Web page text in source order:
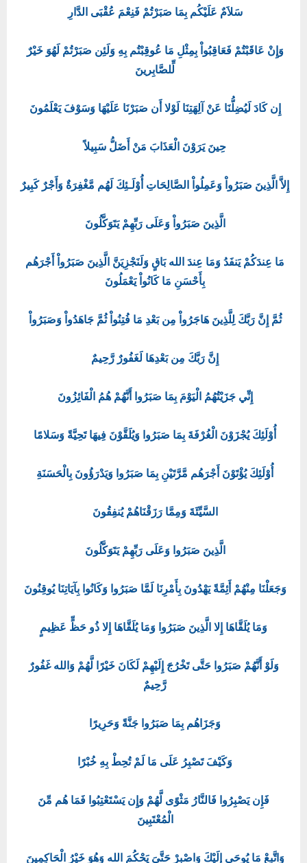
سَلاَمٌ عَلَيْكُم بِمَا صَبَرْتُمْ فَنِعْمَ عُقْبَى الدَّارِ
وَإِنْ عَاقَبْتُمْ فَعَاقِبُواْ بِمِثْلِ مَا عُوقِبْتُم بِهِ وَلَئِن صَبَرْتُمْ لَهُوَ خَيْرٌ
لِّلصَّابِرينَ
إِن كَادَ لَيُضِلُّنَا عَنْ آلِهَتِنَا لَوْلا أَن صَبَرْنَا عَلَيْهَا وَسَوْفَ يَعْلَمُونَ
حِينَ يَرَوْنَ الْعَذَابَ مَنْ أَضَلُّ سَبِيلاً
إِلاَّ الَّذِينَ صَبَرُواْ وَعَمِلُواْ الصَّالِحَاتِ أُوْلَـئِكَ لَهُم مَّغْفِرَةٌ وَأَجْرٌ كَبِيرٌ
الَّذِينَ صَبَرُواْ وَعَلَى رَبِّهِمْ يَتَوَكَّلُونَ
مَا عِندَكُمْ يَنفَدُ وَمَا عِندَ الله بَاقٍ وَلَنَجْزِيَنَّ الَّذِينَ صَبَرُواْ أَجْرَهُم
بِأَحْسَنِ مَا كَانُواْ يَعْمَلُونَ
ثُمَّ إِنَّ رَبَّكَ لِلَّذِينَ هَاجَرُواْ مِن بَعْدِ مَا فُتِنُواْ ثُمَّ جَاهَدُواْ وَصَبَرُواْ
إِنَّ رَبَّكَ مِن بَعْدِهَا لَغَفُورٌ رَّحِيمٌ
إِنِّي جَزَيْتُهُمُ الْيَوْمَ بِمَا صَبَرُوا أَنَّهُمْ هُمُ الْفَائِزُونَ
أُوْلَئِكَ يُجْزَوْنَ الْغُرْفَةَ بِمَا صَبَرُوا وَيُلَقَّوْنَ فِيهَا تَحِيَّةً وَسَلامًا
أُوْلَئِكَ يُؤْتَوْنَ أَجْرَهُم مَّرَّتَيْنِ بِمَا صَبَرُوا وَيَدْرَؤُونَ بِالْحَسَنَةِ
السَّيِّئَةَ وَمِمَّا رَزَقْنَاهُمْ يُنفِقُونَ
الَّذِينَ صَبَرُوا وَعَلَى رَبِّهِمْ يَتَوَكَّلُونَ
وَجَعَلْنَا مِنْهُمْ أَئِمَّةً يَهْدُونَ بِأَمْرِنَا لَمَّا صَبَرُوا وَكَانُوا بِآيَاتِنَا يُوقِنُونَ
وَمَا يُلَقَّاهَا إِلا الَّذِينَ صَبَرُوا وَمَا يُلَقَّاهَا إِلا ذُو حَظٍّ عَظِيمٍ
وَلَوْ أَنَّهُمْ صَبَرُوا حَتَّى تَخْرُجَ إِلَيْهِمْ لَكَانَ خَيْرًا لَّهُمْ وَالله غَفُورٌ
رَّحِيمٌ
وَجَزَاهُم بِمَا صَبَرُوا جَنَّةً وَحَرِيرًا
وَكَيْفَ تَصْبِرُ عَلَى مَا لَمْ تُحِطْ بِهِ خُبْرًا
فَإِن يَصْبِرُوا فَالنَّارُ مَثْوًى لَّهُمْ وَإِن يَسْتَعْتِبُوا فَمَا هُم مِّنَ
الْمُعْتَبِينَ
وَاتَّبِعْ مَا يُوحَى إِلَيْكَ وَاصْبِرْ حَتَّىَ يَحْكُمَ الله وَهُوَ خَيْرُ الْحَاكِمِينَ